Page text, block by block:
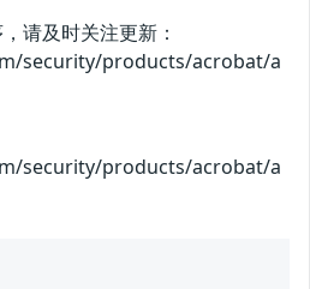
请及时关注更新：
security/products/acrobat/a
security/products/acrobat/a